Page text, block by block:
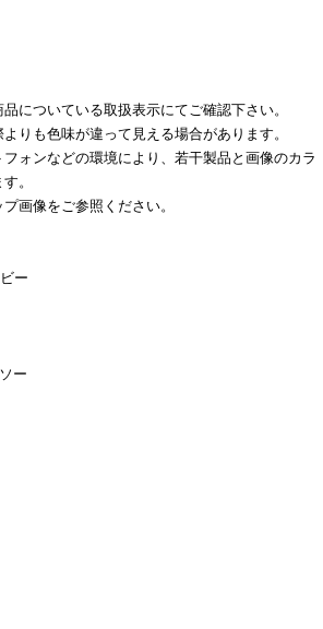
についている取扱表示にてご確認下さい。
りも色味が違って見える場合があります。
ォンなどの環境により、若干製品と画像のカラ
。
画像をご参照ください。
ー
ー